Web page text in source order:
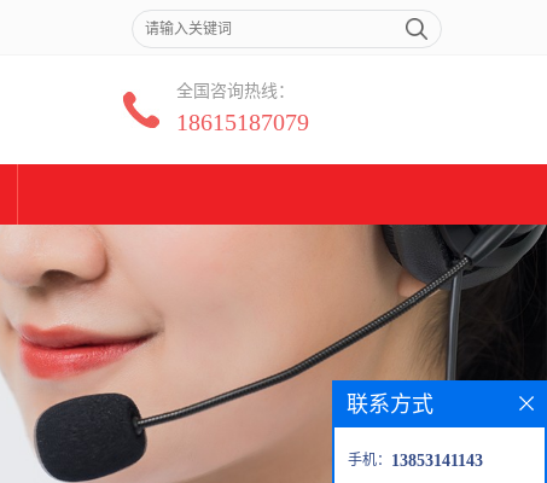
全国咨询热线：
18615187079
联系方式
手机： 13853141143